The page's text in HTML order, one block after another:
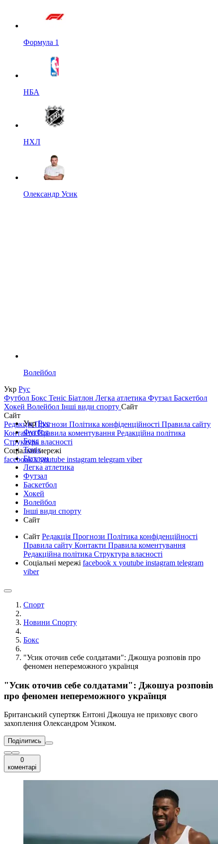
Формула 1
НБА
НХЛ
Олександр Усик
Волейбол
Укр Рус
Футбол Бокс Теніс Біатлон Легка атлетика Футзал Баскетбол
Хокей Волейбол Інші види спорту Сайт
Сайт
РедакціяПрогнози Політика конфіденційності Правила сайту
КонтактиПравила коментування Редакційна політика
Структура власності
Соціальні мережі
facebookxyoutube instagram telegram viber
УкрРус
Футбол
Бокс
Теніс
Біатлон
Легка атлетика
Футзал
Баскетбол
Хокей
Волейбол
Інші види спорту
Сайт
Сайт Редакція Прогнози Політика конфіденційності
Правила сайту Контакти Правила коментування
Редакційна політика Структура власності
Соціальні мережі facebook x youtube instagram telegram
viber
Спорт
Новини Спорту
Бокс
"Усик оточив себе солдатами": Джошуа розповів про
феномен непереможного українця
"Усик оточив себе солдатами": Джошуа розповів
про феномен непереможного українця
Британський супертяж Ентоні Джошуа не приховує свого
захоплення Олександром Усиком.
Поділитись
0
коментарі